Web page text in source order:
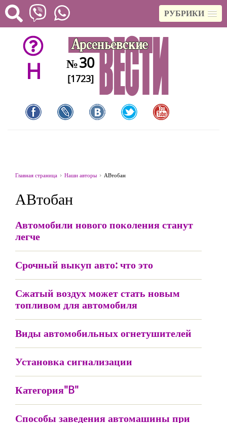
РУБРИКИ
H №30
[1723]
Главная страница Наши авторы АВтобан
АВтобан
Автомобили нового поколения станут
легче
Срочный выкуп авто: что это
Сжатый воздух может стать новым
топливом для автомобиля
Виды автомобильных огнетушителей
Установка сигнализации
Категория"B"
Способы заведения автомашины при